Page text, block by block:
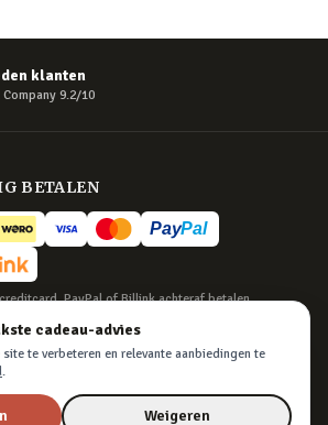
klanten
9.2/10
BETALEN
PayPal of Billink achteraf betalen
besteld, morgen in huis. Tot 365
cadeau-advies
te verbeteren en relevante aanbiedingen te
.
Weigeren